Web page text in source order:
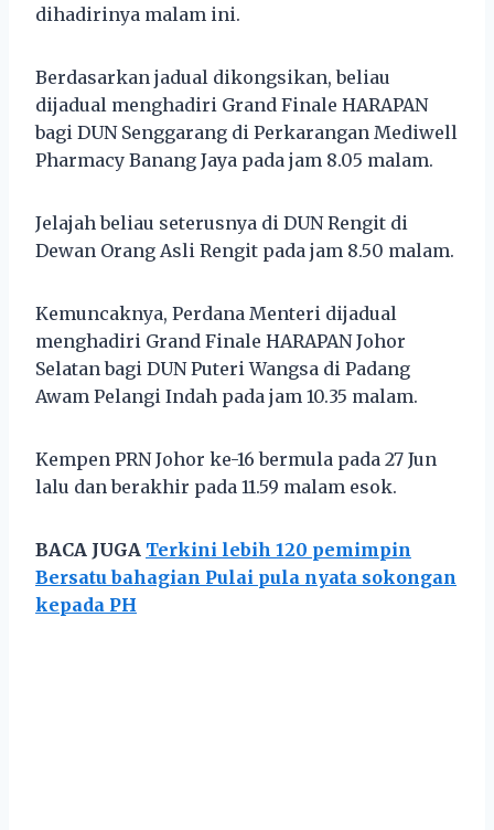
dihadirinya malam ini.
Berdasarkan jadual dikongsikan, beliau
dijadual menghadiri Grand Finale HARAPAN
bagi DUN Senggarang di Perkarangan Mediwell
Pharmacy Banang Jaya pada jam 8.05 malam.
Jelajah beliau seterusnya di DUN Rengit di
Dewan Orang Asli Rengit pada jam 8.50 malam.
Kemuncaknya, Perdana Menteri dijadual
menghadiri Grand Finale HARAPAN Johor
Selatan bagi DUN Puteri Wangsa di Padang
Awam Pelangi Indah pada jam 10.35 malam.
Kempen PRN Johor ke-16 bermula pada 27 Jun
lalu dan berakhir pada 11.59 malam esok.
BACA JUGA Terkini lebih 120 pemimpin
Bersatu bahagian Pulai pula nyata sokongan
kepada PH